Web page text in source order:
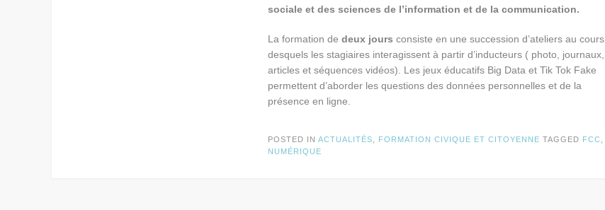
sociale et des sciences de l’information et de la communication.
La formation dedeux jours consiste en une succession d’ateliers au cours
desquels les stagiaires interagissent à partir d’inducteurs ( photo, journaux,
articles et séquences vidéos). Les jeux éducatifs Big Data et Tik Tok Fake
permettent d’aborder les questions des données personnelles et de la
présence en ligne.
POSTED INACTUALITÉS FORMATION CIVIQUE ET CITOYENNE TAGGED FCC
NUMÉRIQUE